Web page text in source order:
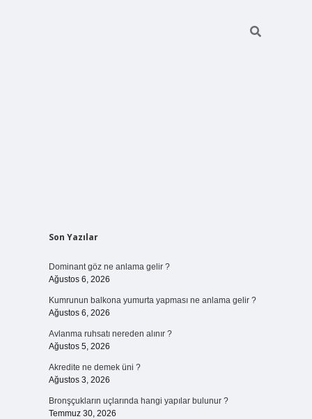
Sidebar
Son Yazılar
Dominant göz ne anlama gelir ?
Ağustos 6, 2026
Kumrunun balkona yumurta yapması ne anlama gelir ?
Ağustos 6, 2026
Avlanma ruhsatı nereden alınır ?
Ağustos 5, 2026
Akredite ne demek üni ?
Ağustos 3, 2026
Bronşçukların uçlarında hangi yapılar bulunur ?
Temmuz 30, 2026